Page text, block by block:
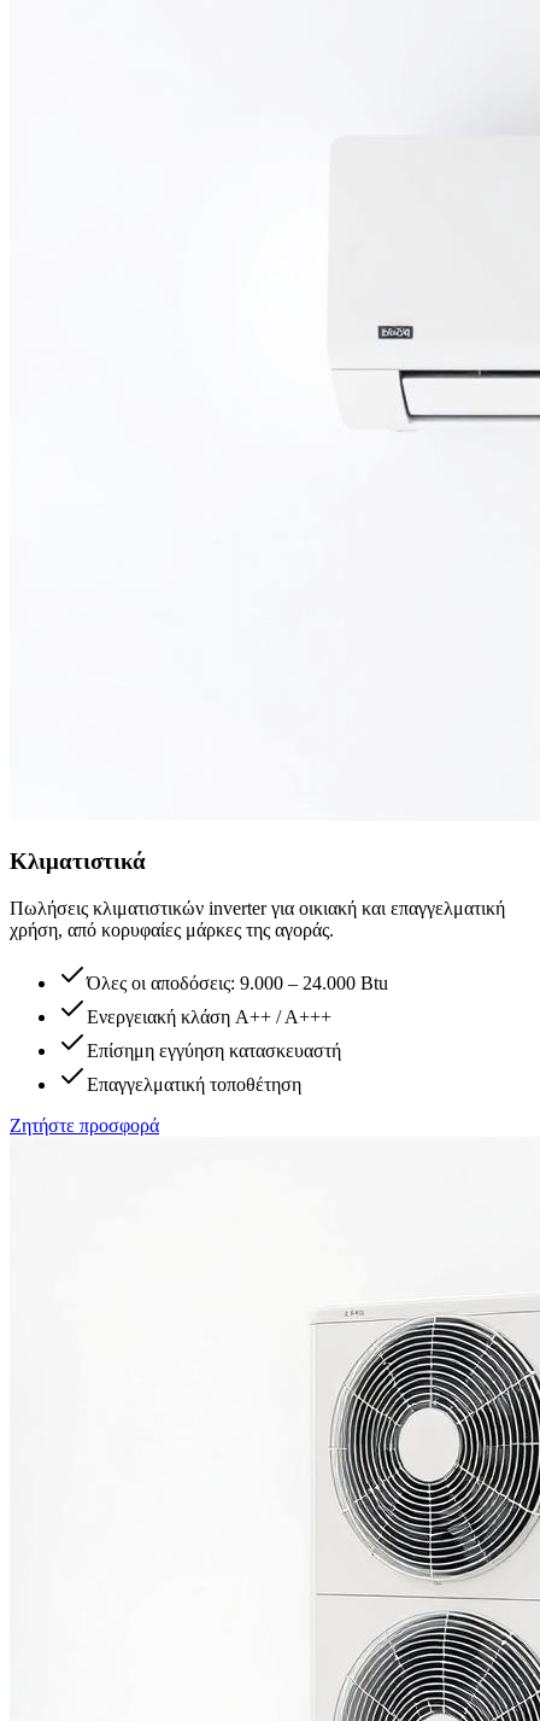
Κλιματιστικά
Πωλήσεις κλιματιστικών inverter για οικιακή και επαγγελματική
χρήση, από κορυφαίες μάρκες της αγοράς.
Όλες οι αποδόσεις: 9.000 – 24.000 Btu
Ενεργειακή κλάση A++ / A+++
Επίσημη εγγύηση κατασκευαστή
Επαγγελματική τοποθέτηση
Ζητήστε προσφορά